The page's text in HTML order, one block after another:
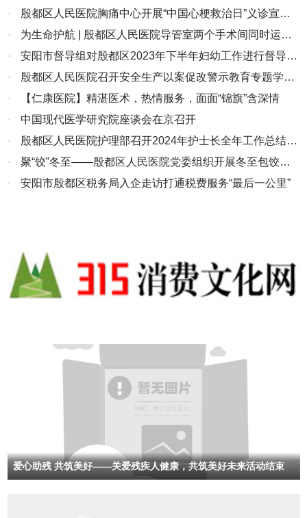
·
殷都区人民医院胸痛中心开展“中国心梗救治日”义诊宣教
活动
·
为生命护航 | 殷都区人民医院导管室两个手术间同时运
行，打通患者“生命线”
·
安阳市督导组对殷都区2023年下半年妇幼工作进行督导考
核
·
殷都区人民医院召开安全生产以案促改警示教育专题学习
会
·
【仁康医院】精湛医术，热情服务，面面“锦旗”含深情
·
中国现代医学研究院座谈会在京召开
·
殷都区人民医院护理部召开2024年护士长全年工作总结汇
报会
·
聚“饺”冬至——殷都区人民医院党委组织开展冬至包饺子
活动
· 安阳市殷都区税务局入企走访打通税费服务“最后一公里”
爱心助残 共筑美好——关爱残疾人健康，共筑美好未来活动结束